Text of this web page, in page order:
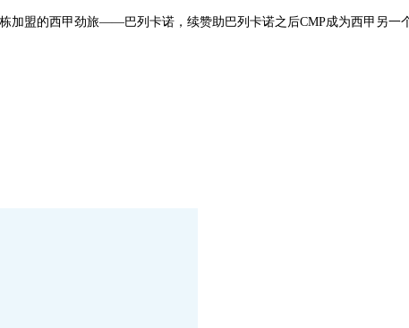
加盟的西甲劲旅——巴列卡诺，续赞助巴列卡诺之后CMP成为西甲另